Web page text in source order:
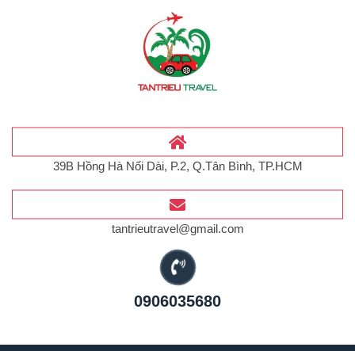
39B Hồng Hà Nối Dài, P.2, Q.Tân Bình, TP.HCM
tantrieutravel@gmail.com
0906035680